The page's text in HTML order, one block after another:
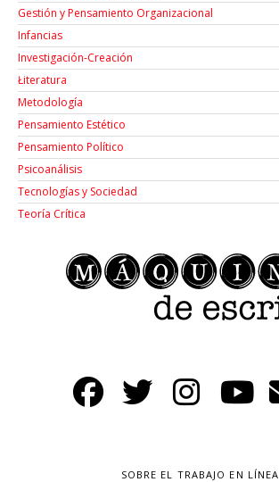
Gestión y Pensamiento Organizacional
Infancias
Investigación-Creación
Łiteratura
Metodología
Pensamiento Estético
Pensamiento Político
Psicoanálisis
Tecnologías y Sociedad
Teoría Crítica
SOBRE EL TRABAJO EN LÍNEA